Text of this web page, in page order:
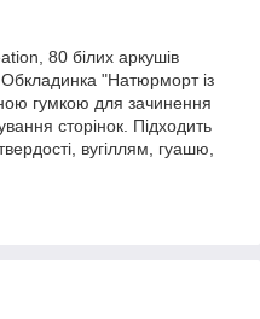
80 білих аркушів
"Натюрморт із
гумкою для зачинення
сторінок. Підходить
вугіллям, гуашю,